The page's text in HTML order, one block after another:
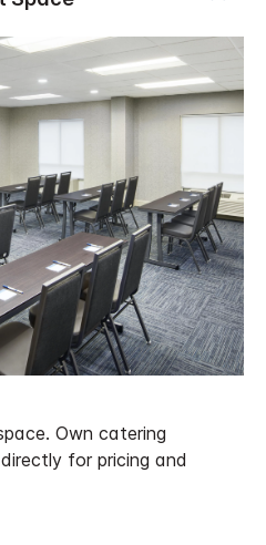
Own catering
for pricing and